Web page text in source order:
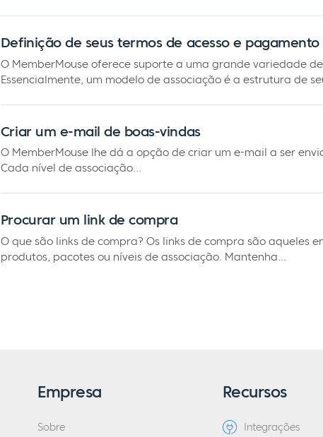
Definição de seus termos de acesso e pagamento
O MemberMouse oferece suporte a uma grande variedade
Essencialmente, um modelo de associação é a estrutura de
Criar um e-mail de boas-vindas
O MemberMouse lhe dá a opção de criar um e-mail a ser
Cada nível de associação...
Procurar um link de compra
O que são links de compra? Os links de compra são aqueles
produtos, pacotes ou níveis de associação. Mantenha...
Empresa
Sobre
Recursos
Integrações